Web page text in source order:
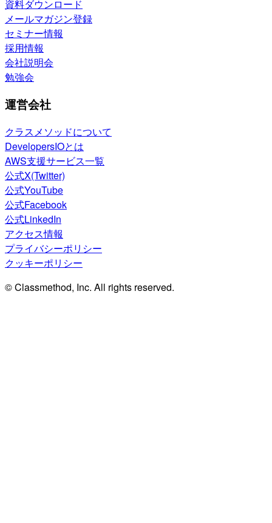
資料ダウンロード
メールマガジン登録
セミナー情報
採用情報
会社説明会
勉強会
運営会社
クラスメソッドについて
DevelopersIOとは
AWS支援サービス一覧
公式X(Twitter)
公式YouTube
公式Facebook
公式LinkedIn
アクセス情報
プライバシーポリシー
クッキーポリシー
© Classmethod, Inc. All rights reserved.